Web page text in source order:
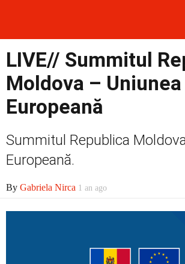
Contact
Prima
Politică
LIVE// Summitul
Moldova – Uniunea
Europeană
Summitul Republica
Europeană.
By Gabriela Nirca 1 an ago